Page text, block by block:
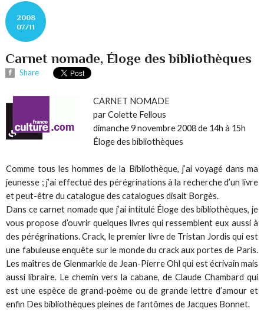
2008
07/11
Carnet nomade, Éloge des bibliothèques
Share
CARNET NOMADE
par Colette Fellous
dimanche 9 novembre 2008 de 14h à 15h
Éloge des bibliothèques
Comme tous les hommes de la Bibliothèque, j’ai voyagé dans ma
jeunesse ; j’ai effectué des pérégrinations à la recherche d’un livre
et peut-être du catalogue des catalogues disait Borgès.
Dans ce carnet nomade que j’ai intitulé Éloge des bibliothèques, je
vous propose d’ouvrir quelques livres qui ressemblent eux aussi à
des pérégrinations.Crack, le premier livre de Tristan Jordis qui est
une fabuleuse enquête sur le monde du crack aux portes de Paris.
Les maîtres de Glenmarkiede Jean-Pierre Ohl qui est écrivain mais
aussi libraire. Le chemin vers la cabane, de Claude Chambard qui
est une espèce de grand-poème ou de grande lettre d’amour et
enfin Des bibliothèques pleines de fantômes de Jacques Bonnet.